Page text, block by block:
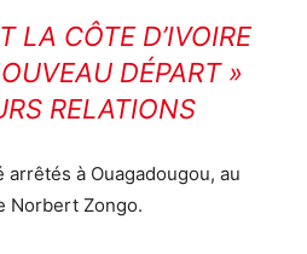
LA CÔTE D’IVOIRE
DÉPART »
RELATIONS
à Ouagadougou, au
Norbert Zongo.